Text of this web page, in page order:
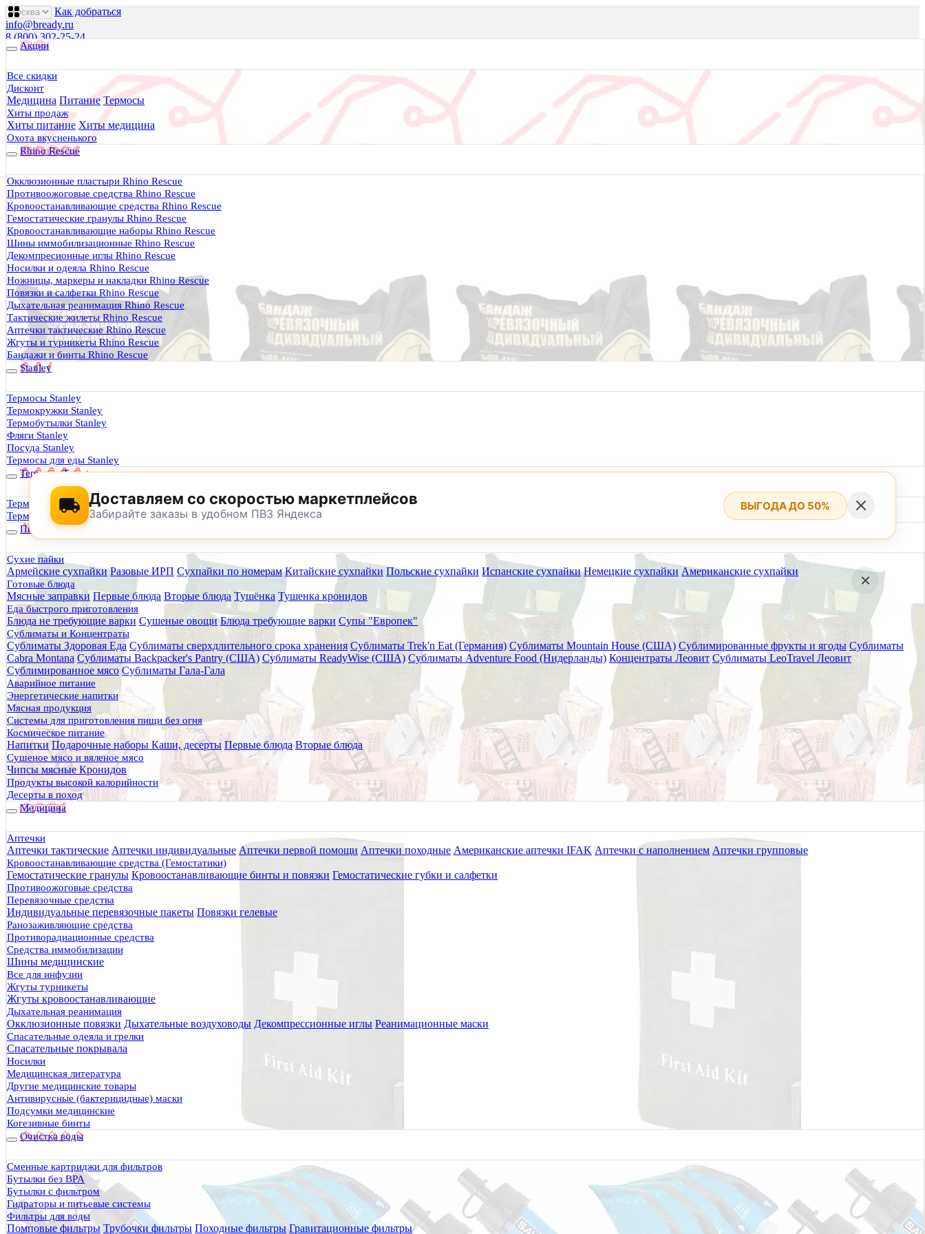
Как добраться
info@bready.ru
8 (800) 302-25-24
Пн 0900- 18
Будь Готов
Магазин походного снаряжения
все для туризма, охоты, рыбалки
Каталог
Акции
Все скидки
Дисконт
Медицина Питание Термосы
Хиты продаж
Хиты питание Хиты медицина
Охота вкусненького
Rhino Rescue
Окклюзионные пластыри Rhino Rescue
Противоожоговые средства Rhino Rescue
Кровоостанавливающие средства Rhino Rescue
Гемостатические гранулы Rhino Rescue
Кровоостанавливающие наборы Rhino Rescue
Шины иммобилизационные Rhino Rescue
Декомпресионные иглы Rhino Rescue
Носилки и одеяла Rhino Rescue
Ножницы, маркеры и накладки Rhino Rescue
Повязки и салфетки Rhino Rescue
Дыхательная реанимация Rhino Rescue
Тактические жилеты Rhino Rescue
Аптечки тактические Rhino Rescue
Жгуты и турникеты Rhino Rescue
Бандажи и бинты Rhino Rescue
Stanley
Термосы Stanley
Термокружки Stanley
Термобутылки Stanley
Фляги Stanley
Посуда Stanley
Термосы для еды Stanley
Термосы Tyeso
Термокружки Tyeso
Термобутылки Tyeso
Питание
Сухие пайки
Армейские сухпайки Разовые ИРП Сухпайки по номерам Китайские сухпайки Польские сухпайки Испанские сухпайки Немецкие сухпайки Американские сухпайки
Готовые блюда
Мясные заправки Первые блюда Вторые блюда Тушёнка Тушенка кронидов
Еда быстрого приготовления
Блюда не требующие варки Сушеные овощи Блюда требующие варки Супы "Европек"
Сублиматы и Концентраты
Сублиматы Здоровая Еда Сублиматы сверхдлительного срока хранения Сублиматы Trek'n Eat (Германия) Сублиматы Mountain House (США) Сублимированные фрукты и ягоды Сублиматы
Cabra Montana Сублиматы Backpacker's Pantry (США) Сублиматы ReadyWise (США) Сублиматы Adventure Food (Нидерланды) Концентраты Леовит Сублиматы LeoTravel Леовит
Сублимированное мясо Сублиматы Гала-Гала
Аварийное питание
Энергетические напитки
Мясная продукция
Системы для приготовления пищи без огня
Космическое питание
Напитки Подарочные наборы Каши, десерты Первые блюда Вторые блюда
Сушеное мясо и вяленое мясо
Чипсы мясные Кронидов
Продукты высокой калорийности
Десерты в поход
Медицина
Аптечки
Аптечки тактические Аптечки индивидуальные Аптечки первой помощи Аптечки походные Американские аптечки IFAK Аптечки с наполнением Аптечки групповые
Кровоостанавливающие средства (Гемостатики)
Гемостатические гранулы Кровоостанавливающие бинты и повязки Гемостатические губки и салфетки
Противоожоговые средства
Перевязочные средства
Индивидуальные перевязочные пакеты Повязки гелевые
Ранозаживляющие средства
Противорадиационные средства
Средства иммобилизации
Шины медицинские
Все для инфузии
Жгуты турникеты
Жгуты кровоостанавливающие
Дыхательная реанимация
Окклюзионные повязки Дыхательные воздуховоды Декомпрессионные иглы Реанимационные маски
Спасательные одеяла и грелки
Спасательные покрывала
Носилки
Медицинская литература
Другие медицинские товары
Антивирусные (бактерицидные) маски
Подсумки медицинские
Когезивные бинты
Очистка воды
Сменные картриджи для фильтров
Бутылки без BPA
Бутылки с фильтром
Гидраторы и питьевые системы
Фильтры для воды
Помповые фильтры Трубочки фильтры Походные фильтры Гравитационные фильтры
0 руб.
0
0
Тактическая медицина
Еда в дорогу
Термосы Stanley
Фильтры для воды
Оплата и доставка
Гарантия и возврат
Оптовикам
Контакты
Будь Готов.
0
8 (495) 782-73-32
Доставляем со скоростью маркетплейсов
Забирайте заказы в удобном ПВЗ Яндекса
ВЫГОДА ДО 50%
По техническим причинам магазин не будет работать на самовывоз в субботу 8 и 15 августа.
Заранее корректируйте дату и время посещения магазина.
Главная
Статьи
Фильтры. Фильтрующая среда
29.03.2021
Комментарии: 10
Фильтры. Фильтрующая среда
Фильтр предварительной очистки (префильтр)